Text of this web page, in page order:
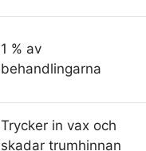
1 % av
behandlingarna
Trycker in vax och
skadar trumhinnan